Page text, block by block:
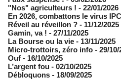
"Nos" agriculteurs ! - 22/01/2026
En 2026, combattons le virus IPC
Réveil au réveillon ? - 11/12/2025
Gamin, va ! - 27/11/2025
​La Bourse ou la vie - 13/11/2025
Micro-trottoirs, zéro info - 29/10/
Ouf - 16/10/2025
L’argent fou - 02/10/2025
Débloquons - 18/09/2025